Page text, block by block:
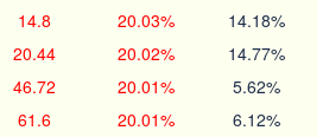
14.8 20.03% 14.18%
20.44 20.02% 14.77%
46.72 20.01% 5.62%
61.6 20.01% 6.12%